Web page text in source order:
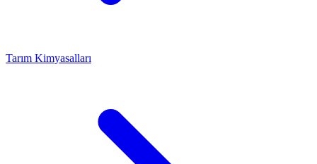
Tarım Kimyasalları